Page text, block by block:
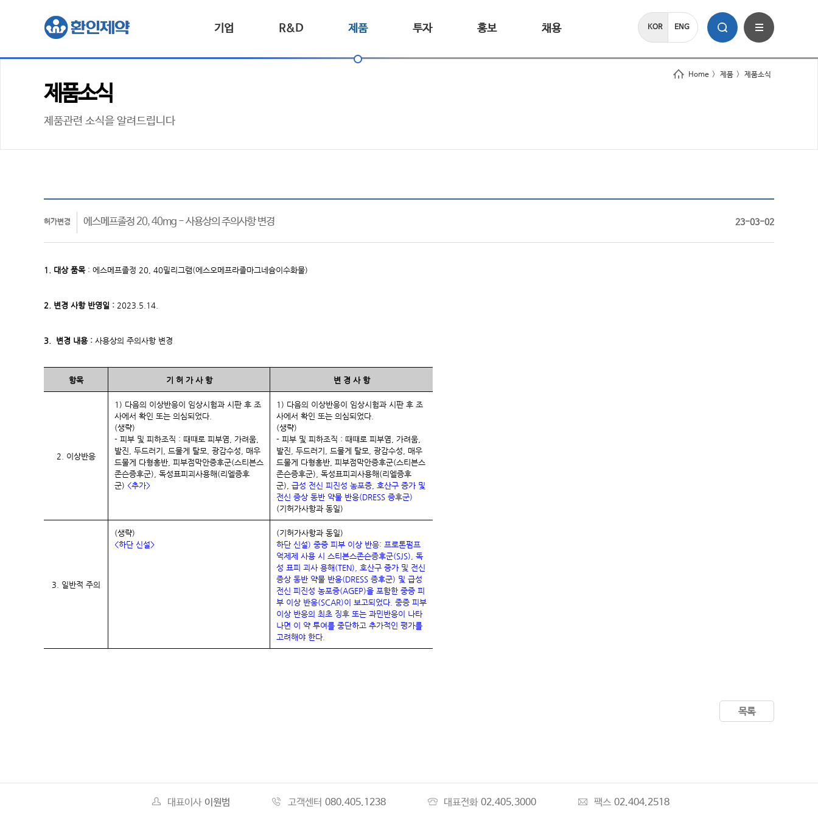
KOR ENG
기업 R&D 제품 투자 홍보 채용
Home > 제품 > 제품소식
제품소식
제품관련 소식을 알려드립니다
허가변경 에스메프졸정 20, 40mg - 사용상의 주의사항 변경 23-03-02
1. 대상품목 : 에스메프졸정 20, 40밀리그램(에스오메프라졸마그네슘이수화물)
2. 변경 사항 반영일 : 2023.5.14.
3. 변경 내용 : 사용상의 주의사항 변경
항목 기 허 가 사 항 변 경 사 항
2. 이상반응
1) 다음의 이상반응이 임상시험과 시판 후 조
사에서 확인 또는 의심되었다.
(생략)
- 피부 및 피하조직 : 때떄로 피부염, 가려움,
발진, 두드러기, 드물게 탈모, 광감수성, 매우
드물게 다형홍반, 피부점막안증후군(스티븐스
존슨증후군), 독성표피괴사용해(리엘증후
군) <추가>
1) 다음의 이상반응이 임상시험과 시판 후 조
사에서 확인 또는 의심되었다.
(생략)
- 피부 및 피하조직 : 때떄로 피부염, 가려움,
발진, 두드러기, 드물게 탈모, 광감수성, 매우
드물게 다형홍반, 피부점막안증후군(스티븐스
존슨증후군), 독성표피괴사용해(리엘증후
군), 급성 전신 피진성 농포증, 호산구 증가 및
전신 증상 동반 약물 반응(DRESS 증후군)
(기허가사항과 동일)
3. 일반적 주의
(생략)
<하단 신설>
(기허가사항과 동일)
하단 신설) 중증 피부 이상 반응: 프로톤펌프
억제제 사용 시 스티븐스존슨증후군(SJS), 독
성 표피 괴사 용해(TEN), 호산구 증가 및 전신
증상 동반 약물 반응(DRESS 증후군) 및 급성
전신 피진성 농포증(AGEP)을 포함한 중증 피
부 이상 반응(SCAR)이 보고되었다. 중증 피부
이상 반응의 최초 징후 또는 과민반응이 나타
나면 이 약 투여를 중단하고 추가적인 평가를
고려해야 한다.
목록
대표이사 이원범 고객센터 080.405.1238 대표전화 02.405.3000 팩스 02.404.2518